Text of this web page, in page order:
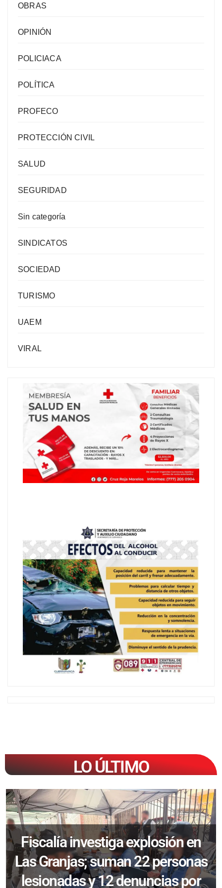
OBRAS
OPINIÓN
POLICIACA
POLÍTICA
PROFECO
PROTECCIÓN CIVIL
SALUD
SEGURIDAD
Sin categoría
SINDICATOS
SOCIEDAD
TURISMO
UAEM
VIRAL
LO ÚLTIMO
Fiscalía investiga explosión en
Las Granjas; suman 22 personas
lesionadas y 12 denuncias por